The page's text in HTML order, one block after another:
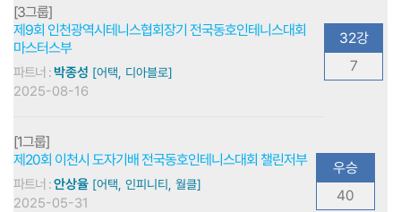
[3그룹]
제9회 인천광역시테니스협회장기 전국동호인테니스대회
마스터스부
파트너 :박종성 [어택, 디아블로]
2025-08-16
32강
7
[1그룹]
제20회 이천시 도자기배 전국동호인테니스대회 챌린저부
파트너 :안상율 [어택, 인피니티, 월클]
2025-05-31
우승
40